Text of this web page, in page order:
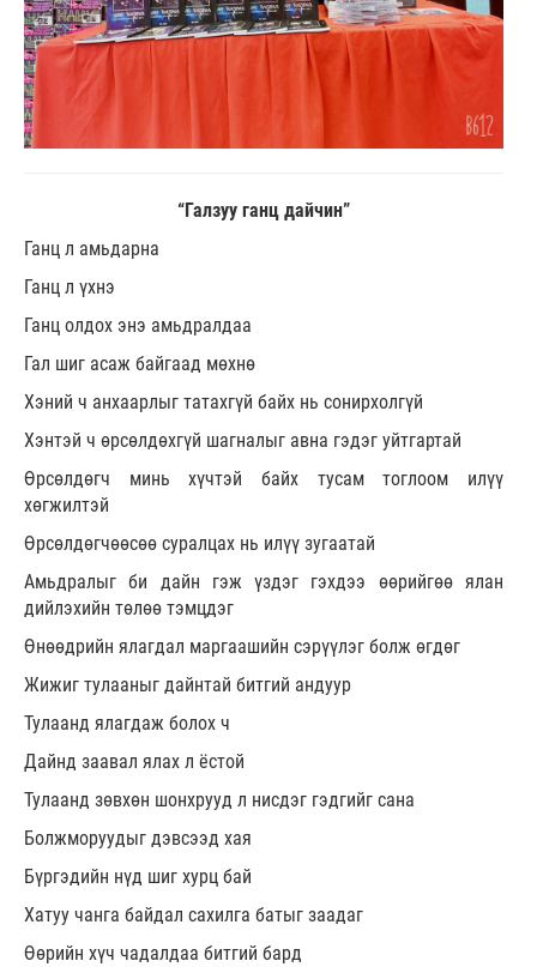
“Галзуу ганц дайчин”
Ганц л амьдарна
Ганц л үхнэ
Ганц олдох энэ амьдралдаа
Гал шиг асаж байгаад мөхнө
Хэний ч анхаарлыг татахгүй байх нь сонирхолгүй
Хэнтэй ч өрсөлдөхгүй шагналыг авна гэдэг уйтгартай
Өрсөлдөгч минь хүчтэй байх тусам тоглоом илүү
хөгжилтэй
Өрсөлдөгчөөсөө суралцах нь илүү зугаатай
Амьдралыг би дайн гэж үздэг гэхдээ өөрийгөө ялан
дийлэхийн төлөө тэмцдэг
Өнөөдрийн ялагдал маргаашийн сэрүүлэг болж өгдөг
Жижиг тулааныг дайнтай битгий андуур
Тулаанд ялагдаж болох ч
Дайнд заавал ялах л ёстой
Тулаанд зөвхөн шонхрууд л нисдэг гэдгийг сана
Болжморуудыг дэвсээд хая
Бүргэдийн нүд шиг хурц бай
Хатуу чанга байдал сахилга батыг заадаг
Өөрийн хүч чадалдаа битгий бард